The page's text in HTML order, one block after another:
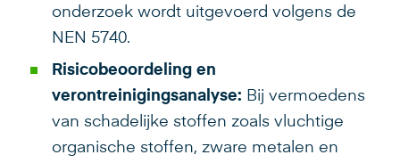
onderzoek wordt uitgevoerd volgens de
NEN 5740.
Risicobeoordeling en
verontreinigingsanalyse: Bij vermoedens
van schadelijke stoffen zoals vluchtige
organische stoffen, zware metalen en